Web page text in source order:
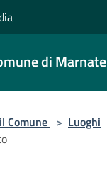
di Marnate
Comune > Luoghi